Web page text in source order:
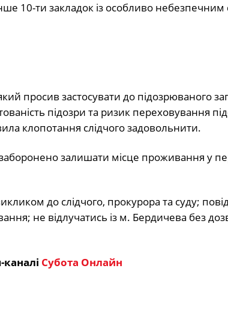
10-ти закладок із особливо
просив застосувати до підозрюваного
підозри та ризик переховування
клопотання слідчого задовольнити.
залишати місце проживання у
до слідчого, прокурора та суду;
не відлучатись із м. Бердичева без
Субота Онлайн